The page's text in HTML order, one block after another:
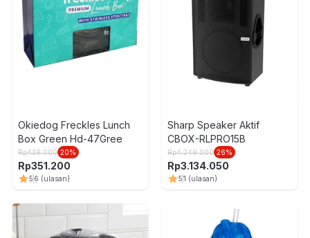
Okiedog Freckles Lunch
Box Green Hd-47Gree
Rp439.000 20%
Rp351.200
5 6 (ulasan)
Sharp Speaker Aktif
CBOX-RLPRO15B
Rp4.249.000 26%
Rp3.134.050
51 (ulasan)